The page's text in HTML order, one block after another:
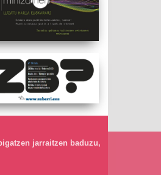
jarraitzen baduzu,